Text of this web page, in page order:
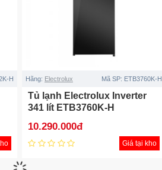
H Hãng: Electrolux Mã SP: ETB3760K-H
Tủ lạnh Electrolux Inverter
341 lít ETB3760K-H
10.290.000đ
Giá tại kho